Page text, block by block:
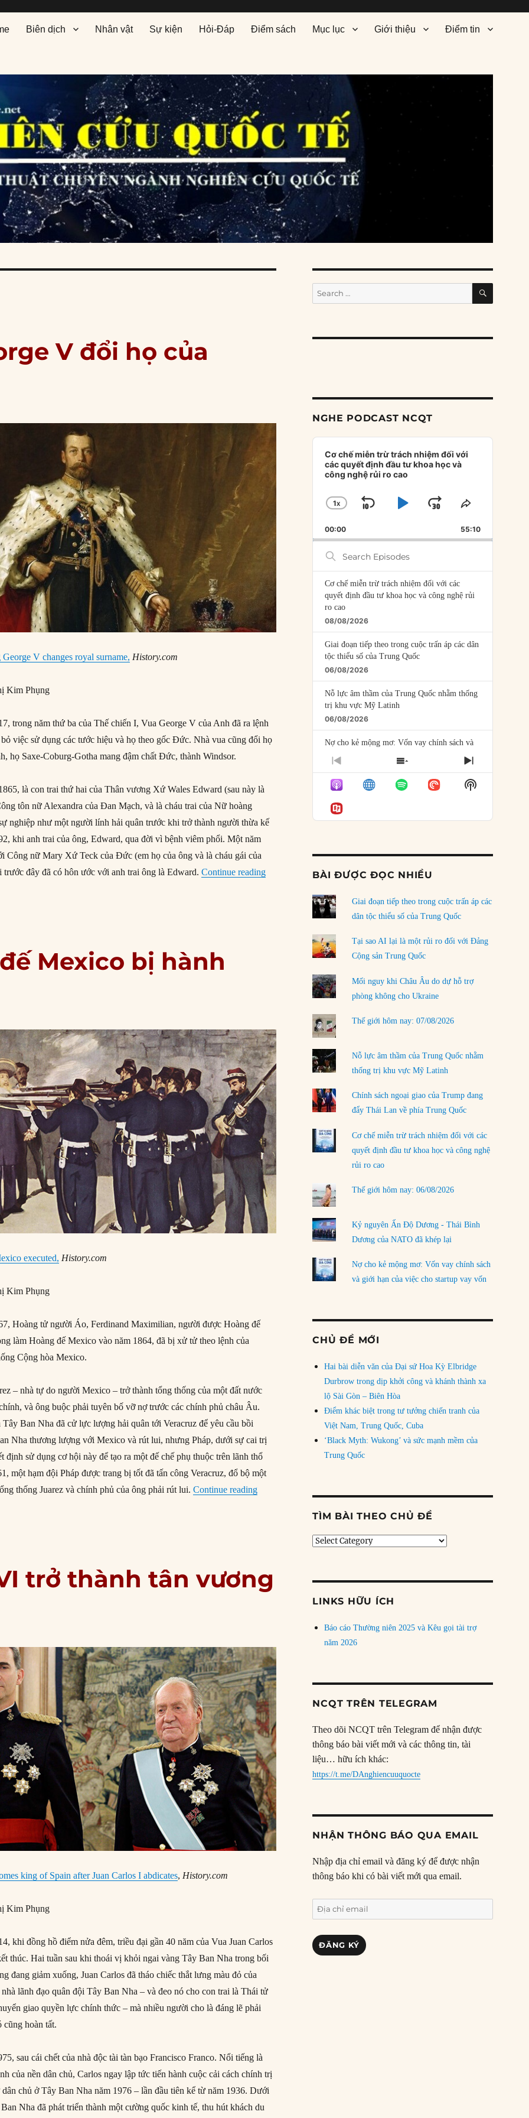
Biên dịch Nhân vật Sự kiện Hỏi-Đáp Điểm sách Mục lục Giới thiệu Điểm tin
V đổi họ của
V changes royal surname, History.com
Kim Phụng
trong năm thứ ba của Thế chiến I, Vua George V của Anh đã ra lệnh
việc sử dụng các tước hiệu và họ theo gốc Đức. Nhà vua cũng đổi họ
họ Saxe-Coburg-Gotha mang đậm chất Đức, thành Windsor.
là con trai thứ hai của Thân vương Xứ Wales Edward (sau này là
tôn nữ Alexandra của Đan Mạch, và là cháu trai của Nữ hoàng
nghiệp như một người lính hải quân trước khi trở thành người thừa kế
khi anh trai của ông, Edward, qua đời vì bệnh viêm phổi. Một năm
Công nữ Mary Xứ Teck của Đức (em họ của ông và là cháu gái của
trước đây đã có hôn ước với anh trai ông là Edward.Continue reading“19/06/1917: Vua George V đổi họ của Hoàng gia Anh”
Mexico bị hành
executed, History.com
Kim Phụng
Hoàng tử người Áo, Ferdinand Maximilian, người được Hoàng đế
làm Hoàng đế Mexico vào năm 1864, đã bị xử tử theo lệnh của
Cộng hòa Mexico.
– nhà tự do người Mexico – trở thành tổng thống của một đất nước
và ông buộc phải tuyên bố vỡ nợ trước các chính phủ châu Âu.
Ban Nha đã cử lực lượng hải quân tới Veracruz để yêu cầu bồi
Nha thương lượng với Mexico và rút lui, nhưng Pháp, dưới sự cai trị
định sử dụng cơ hội này để tạo ra một đế chế phụ thuộc trên lãnh thổ
một hạm đội Pháp được trang bị tốt đã tấn công Veracruz, đổ bộ một
thống Juarez và chính phủ của ông phải rút lui.Continue reading“19/06/1867: Hoàng đế Mexico bị hành quyết”
trở thành tân vương
king of Spain after Juan Carlos I abdicates, History.com
Kim Phụng
khi đồng hồ điểm nửa đêm, triều đại gần 40 năm của Vua Juan Carlos
thúc. Hai tuần sau khi thoái vị khỏi ngai vàng Tây Ban Nha trong bối
đang giảm xuống, Juan Carlos đã tháo chiếc thắt lưng màu đỏ của
lãnh đạo quân đội Tây Ban Nha – và đeo nó cho con trai là Thái tử
giao quyền lực chính thức – mà nhiều người cho là đáng lẽ phải
cũng hoàn tất.
sau cái chết của nhà độc tài tàn bạo Francisco Franco. Nổi tiếng là
của nền dân chủ, Carlos ngay lập tức tiến hành cuộc cải cách chính trị
chủ ở Tây Ban Nha năm 1976 – lần đầu tiên kể từ năm 1936. Dưới
Nha đã phát triển thành một cường quốc kinh tế, thu hút khách du
Search
for:
SEARCH
NGHE PODCAST NCQT
Audio
Player
Cơ chế miễn trừ trách nhiệm đối với
các quyết định đầu tư khoa học và
công nghệ rủi ro cao
CHANGE
RATE
1X
SKIP
BACKWARD
PLAYJUMP
FORWARD
SHARE
EPISODE
00:00 55:10
Search
Episodes
Cơ chế miễn trừ trách nhiệm đối với các
quyết định đầu tư khoa học và công nghệ rủi
ro cao
08/08/2026
Giai đoạn tiếp theo trong cuộc trấn áp các dân
tộc thiểu số của Trung Quốc
06/08/2026
Nỗ lực âm thầm của Trung Quốc nhằm thống
trị khu vực Mỹ Latinh
06/08/2026
Nợ cho kẻ mộng mơ: Vốn vay chính sách và
giới hạn của việc cho startup vay vốn
Mỹ Latinh đang trở thành “phòng thí nghiệm”
của phe cánh hữu mới
04/08/2026
Ngoại trưởng Nhật Bản?
Dương
03/08/2026
Đặt cược vào thất bại: Các quỹ đầu tư mạo
hiểm quốc gia và khía cạnh chính trị của vốn
02/08/2026
Làm thế nào để kết thúc Chiến tranh Iran?
01/08/2026
Chiến lược kế tiếp của Bắc Kinh ở Biển Đông
31/07/2026
LOAD MORE
PREVIOUS
EPISODE
SHOW
EPISODES
LIST
NEXT
EPISODE
Show
Podcast
BÀI ĐƯỢC ĐỌC NHIỀU
Giai đoạn tiếp theo trong cuộc trấn áp các
dân tộc thiểu số của Trung Quốc
Tại sao AI lại là một rủi ro đối với Đảng
Cộng sản Trung Quốc
Mối nguy khi Châu Âu do dự hỗ trợ
phòng không cho Ukraine
Thế giới hôm nay: 07/08/2026
Nỗ lực âm thầm của Trung Quốc nhằm
thống trị khu vực Mỹ Latinh
Chính sách ngoại giao của Trump đang
đẩy Thái Lan về phía Trung Quốc
Cơ chế miễn trừ trách nhiệm đối với các
quyết định đầu tư khoa học và công nghệ
rủi ro cao
Thế giới hôm nay: 06/08/2026
Kỷ nguyên Ấn Độ Dương - Thái Bình
Dương của NATO đã khép lại
Nợ cho kẻ mộng mơ: Vốn vay chính sách
và giới hạn của việc cho startup vay vốn
CHỦ ĐỀ MỚI
Hai bài diễn văn của Đại sứ Hoa Kỳ Elbridge
Durbrow trong dịp khởi công và khánh thành xa
lộ Sài Gòn – Biên Hòa
Điểm khác biệt trong tư tưởng chiến tranh của
Việt Nam, Trung Quốc, Cuba
‘Black Myth: Wukong’ và sức mạnh mềm của
Trung Quốc
TÌM BÀI THEO CHỦ ĐỀ
Tìm
LINKS HỮU ÍCH
Báo cáo Thường niên 2025 và Kêu gọi tài trợ
năm 2026
NCQT TRÊN TELEGRAM
Theo dõi NCQT trên Telegram để nhận được
thông báo bài viết mới và các thông tin, tài
liệu… hữu ích khác:
https://t.me/DAnghiencuuquocte
NHẬN THÔNG BÁO QUA EMAIL
Nhập địa chỉ email và đăng ký để được nhận
thông báo khi có bài viết mới qua email.
Địa
chỉ
email
ĐĂNG KÝ